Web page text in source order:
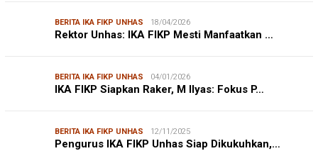
BERITA IKA FIKP UNHAS 18/04/2026
Rektor Unhas: IKA FIKP Mesti Manfaatkan …
BERITA IKA FIKP UNHAS 04/01/2026
IKA FIKP Siapkan Raker, M Ilyas: Fokus P…
BERITA IKA FIKP UNHAS 12/11/2025
Pengurus IKA FIKP Unhas Siap Dikukuhkan,…